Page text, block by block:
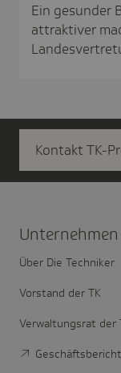
Ein gesunder
attraktiver
Kontakt TK-
Unter­nehmen
Über Die Techniker
Vorstand der TK
Verwaltungsrat der
Geschäftsbericht